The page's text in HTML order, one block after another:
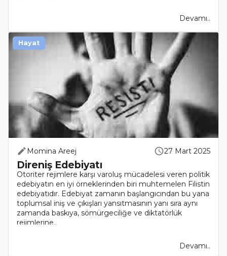
Devamı..
Momina Areej 27 Mart 2025
Direniş Edebiyatı
Otoriter rejimlere karşı varoluş mücadelesi veren politik
edebiyatın en iyi örneklerinden biri muhtemelen Filistin
edebiyatıdır. Edebiyat zamanın başlangıcından bu yana
toplumsal iniş ve çıkışları yansıtmasının yanı sıra aynı
zamanda baskıya, sömürgeciliğe ve diktatörlük
rejimlerine..
Devamı..
Hayat